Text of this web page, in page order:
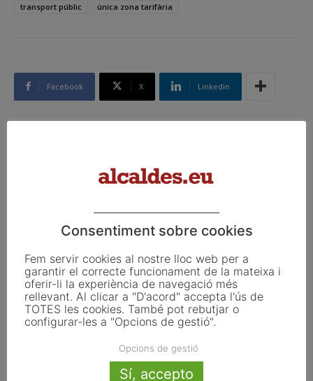
transport públic
única zona tarifària
Facebook X Linkedin
13 de novembre del 2025
La Diputació de Barcelona
impulsa la participació dels
d’habitatge d’abast europeu
Articles relacionats
Pals reclama revisar el decret dels
habitatges d’ús turístic per preservar
La UE activa les primeres obligacions
Consentiment sobre cookies
Fem servir cookies al nostre lloc web per a
garantir el correcte funcionament de la mateixa i
oferir-li la experiència de navegació més
rellevant. Al clicar a "D'acord" accepta l'ús de
TOTES les cookies. També pot rebutjar o
configurar-les a "Opcions de gestió".
Opcions de gestió
Sí, accepto